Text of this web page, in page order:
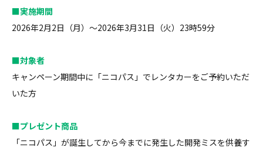
■実施期間
2026年2月2日（月）～2026年3月31日（火）23時59分
■対象者
キャンペーン期間中に「ニコパス」でレンタカーをご予約いただ
いた方
■プレゼント商品
「ニコパス」が誕生してから今までに発生した開発ミスを供養す